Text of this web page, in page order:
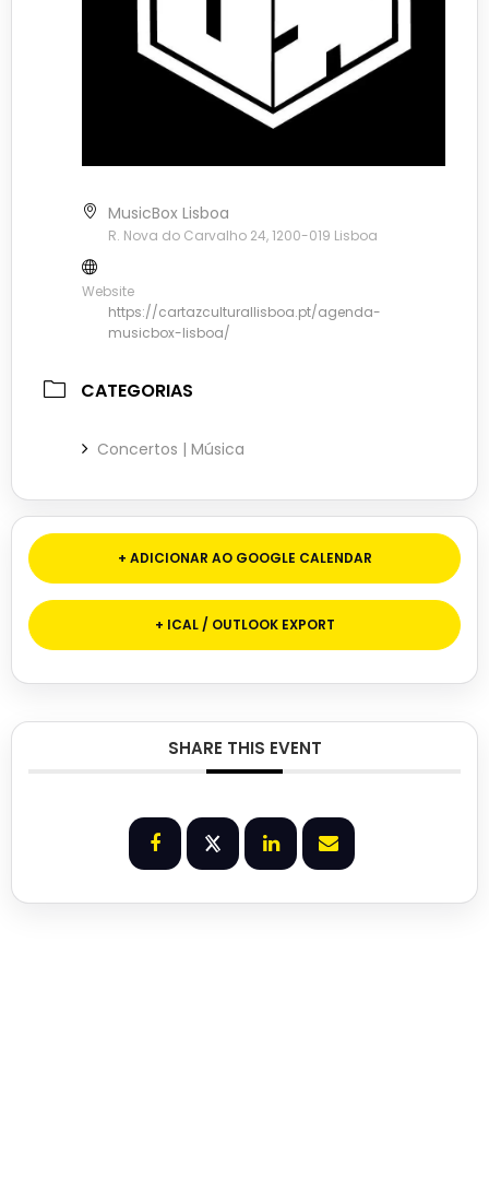
MusicBox Lisboa
R. Nova do Carvalho 24, 1200-019 Lisboa
Website
https://cartazculturallisboa.pt/agenda-
musicbox-lisboa/
CATEGORIAS
Concertos | Música
+ ADICIONAR AO GOOGLE CALENDAR
+ ICAL / OUTLOOK EXPORT
SHARE THIS EVENT